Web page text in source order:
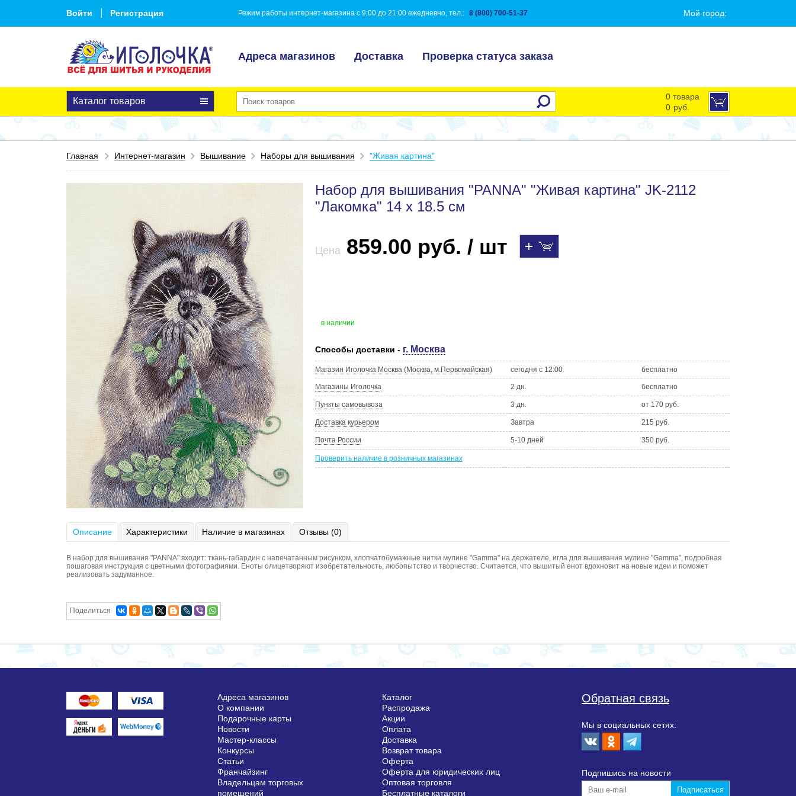
Войти Регистрация Режим работы интернет-магазина с 9:00 до 21:00 ежедневно, тел.: 8 (800) 700-51-37 Мой город:
Адреса магазинов Доставка Проверка статуса заказа
Каталог товаров
0 товара
0 руб.
Главная Интернет-магазин Вышивание Наборы для вышивания "Живая картина"
Набор для вышивания "PANNA" "Живая картина" JK-2112
"Лакомка" 14 х 18.5 см
Цена 859.00 руб. / шт
в наличии
Способы доставки - г. Москва
Магазин Иголочка Москва (Москва, м.Первомайская) сегодня с 12:00 бесплатно
Магазины Иголочка 2 дн. бесплатно
Пункты самовывоза 3 дн. от 170 руб.
Доставка курьером Завтра 215 руб.
Почта России 5-10 дней 350 руб.
Проверить наличие в розничных магазинах
Описание Характеристики Наличие в магазинах Отзывы (0)
В набор для вышивания "PANNA" входит: ткань-габардин с напечатанным рисунком, хлопчатобумажные нитки мулине "Gamma" на держателе, игла для вышивания мулине "Gamma", подробная
пошаговая инструкция с цветными фотографиями. Еноты олицетворяют изобретательность, любопытство и творчество. Считается, что вышитый енот вдохновит на новые идеи и поможет
реализовать задуманное.
Поделиться
Адреса магазинов
О компании
Подарочные карты
Новости
Мастер-классы
Конкурсы
Статьи
Франчайзинг
Владельцам торговых
помещений
Каталог
Распродажа
Акции
Оплата
Доставка
Возврат товара
Оферта
Оферта для юридических лиц
Оптовая торговля
Бесплатные каталоги
Обратная связь
Мы в социальных сетях:
Подпишиcь на новости